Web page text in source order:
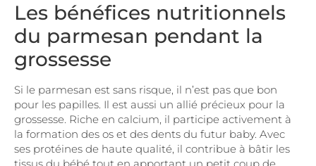
Les bénéfices nutritionnels
du parmesan pendant la
grossesse
Si le parmesan est sans risque, il n’est pas que bon
pour les papilles. Il est aussi un allié précieux pour la
grossesse. Riche en calcium, il participe activement à
la formation des os et des dents du futur baby. Avec
ses protéines de haute qualité, il contribue à bâtir les